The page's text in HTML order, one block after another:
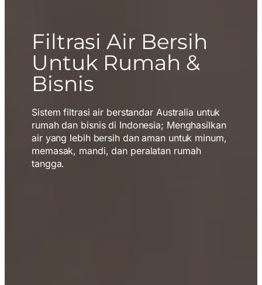
Filtrasi Air Bersih
Untuk Rumah &
Bisnis
Sistem filtrasi air berstandar Australia untuk
rumah dan bisnis di Indonesia; Menghasilkan
air yang lebih bersih dan aman untuk minum,
memasak, mandi, dan peralatan rumah
tangga.